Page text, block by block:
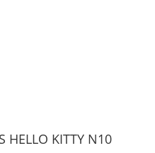
HELLO KITTY N10